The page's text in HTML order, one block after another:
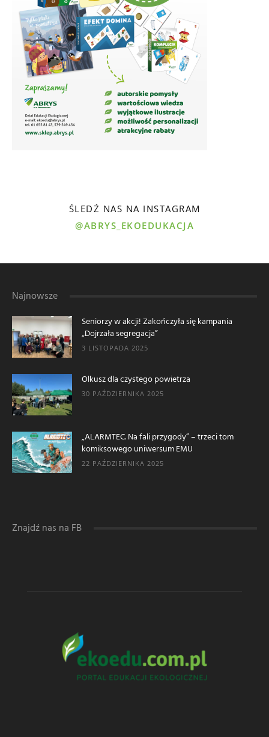
ŚLEDŹ NAS NA INSTAGRAM
@ABRYS_EKOEDUKACJA
Najnowsze
Seniorzy w akcji! Zakończyła się kampania
„Dojrzała segregacja”
3 LISTOPADA 2025
Olkusz dla czystego powietrza
30 PAŹDZIERNIKA 2025
„ALARMTEC. Na fali przygody” – trzeci tom
komiksowego uniwersum EMU
22 PAŹDZIERNIKA 2025
Znajdź nas na FB